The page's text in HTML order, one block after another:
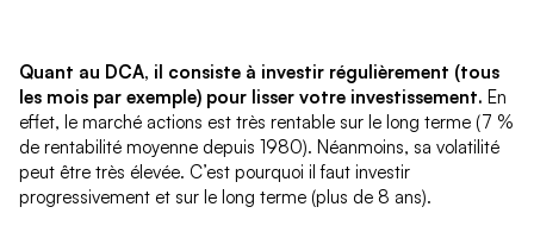
Quant au DCA, il consiste à investir régulièrement (tous
les mois par exemple) pour lisser votre investissement. En
effet, le marché actions est très rentable sur le long terme (7 %
de rentabilité moyenne depuis 1980). Néanmoins, sa volatilité
peut être très élevée. C’est pourquoi il faut investir
progressivement et sur le long terme (plus de 8 ans).